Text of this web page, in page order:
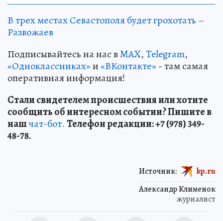
В трех местах Севастополя будет грохотать –
Развожаев
Подписывайтесь на нас вMAX,Telegram,
«Одноклассниках»и«ВКонтакте» - там самая
оперативная информация!
Стали свидетелем происшествия или хотите
сообщить об интересном событии? Пишите в
нашчат-бот. Телефон редакции: +7 (978) 349-
48-78.
Александр Клименок
журналист
Источник: kp.ru